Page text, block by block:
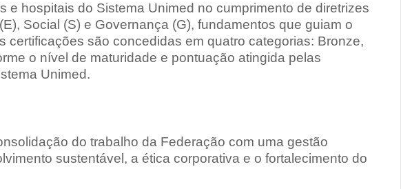
e hospitais do Sistema Unimed no cumprimento de diretrizes
Social (S) e Governança (G), fundamentos que guiam o
certificações são concedidas em quatro categorias: Bronze,
o nível de maturidade e pontuação atingida pelas
Unimed.
do trabalho da Federação com uma gestão
sustentável, a ética corporativa e o fortalecimento do